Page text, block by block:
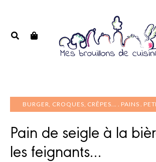
BURGER, CROQUES, CRÊPES... PAINS
Pain de seigle à la
les feignants…